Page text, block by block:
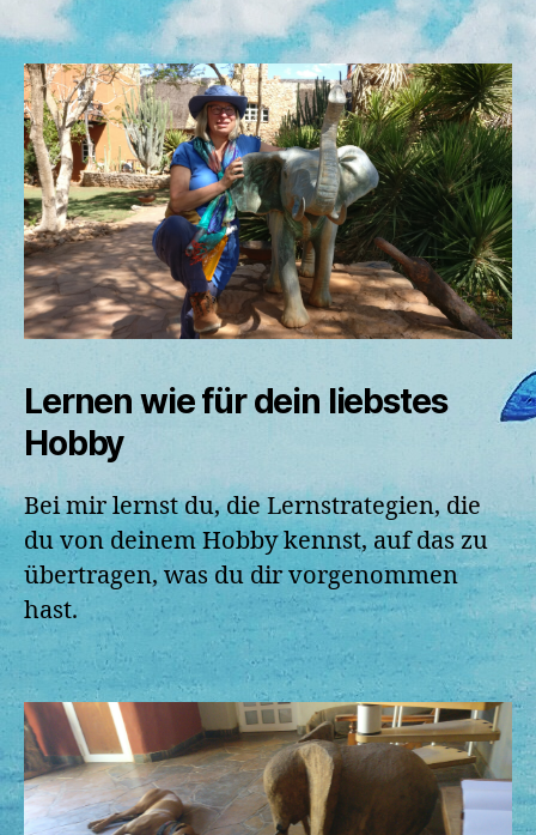
Lernen wie für dein liebstes
Hobby
Bei mir lernst du, die Lernstrategien, die
du von deinem Hobby kennst, auf das zu
übertragen, was du dir vorgenommen
hast.